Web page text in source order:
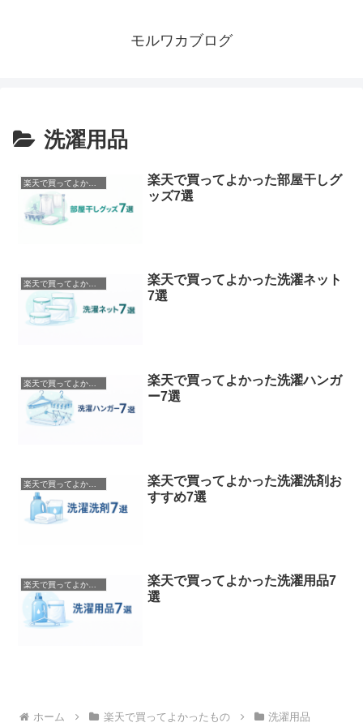
モルワカブログ
洗濯用品
楽天で買ってよかったもの
楽天で買ってよかった部屋干しグ
ッズ7選
楽天で買ってよかったもの
楽天で買ってよかった洗濯ネット
7選
楽天で買ってよかったもの
楽天で買ってよかった洗濯ハンガ
ー7選
楽天で買ってよかったもの
楽天で買ってよかった洗濯洗剤お
すすめ7選
楽天で買ってよかったもの
楽天で買ってよかった洗濯用品7
選
ホーム 楽天で買ってよかったもの 洗濯用品